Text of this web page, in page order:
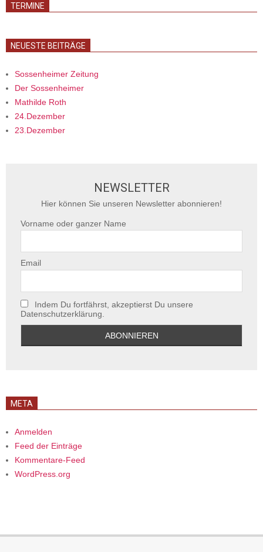
TERMINE
NEUESTE BEITRÄGE
Sossenheimer Zeitung
Der Sossenheimer
Mathilde Roth
24.Dezember
23.Dezember
NEWSLETTER
Hier können Sie unseren Newsletter abonnieren!
Vorname oder ganzer Name
Email
Indem Du fortfährst, akzeptierst Du unsere
Datenschutzerklärung.
META
Anmelden
Feed der Einträge
Kommentare-Feed
WordPress.org